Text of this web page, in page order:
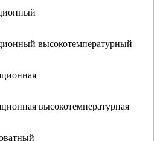
высокотемпературный
высокотемпературная